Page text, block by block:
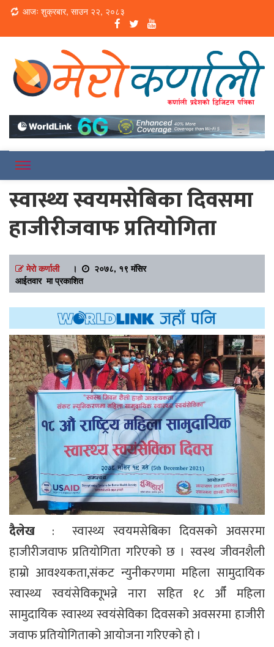
Loading...
आजः शुक्रबार, साउन २२, २०८३
Merokarnali
स्वास्थ्य स्वयमसेबिका दिवसमा
हाजीरीजवाफ प्रतियोगिता
मेरो कर्णाली।
२०७८, १९ मंसिर
आईतवार मा प्रकाशित
दैलेख : स्वास्थ्य स्वयमसेबिका दिवसको अवसरमा
हाजीरीजवाफ प्रतियोगिता गरिएको छ । स्वस्थ जीवनशैली
हाम्रो आवश्यकता,संकट न्युनीकरणमा महिला सामुदायिक
स्वास्थ्य स्वयंसेविकाूभन्ने नारा सहित १८ औँ महिला
सामुदायिक स्वास्थ्य स्वयंसेविका दिवसको अवसरमा हाजीरी
जवाफ प्रतियोगिताको आयोजना गरिएको हो ।